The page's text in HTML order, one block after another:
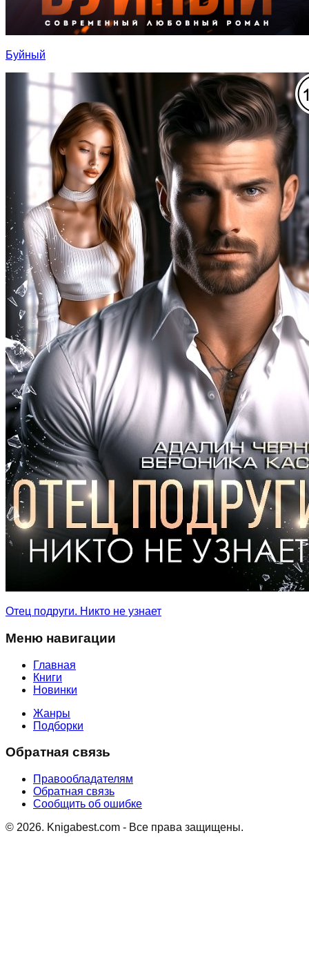
Буйный
Отец подруги. Никто не узнает
Меню навигации
Главная
Книги
Новинки
Жанры
Подборки
Обратная связь
Правообладателям
Обратная связь
Сообщить об ошибке
© 2026. Knigabest.com - Все права защищены.